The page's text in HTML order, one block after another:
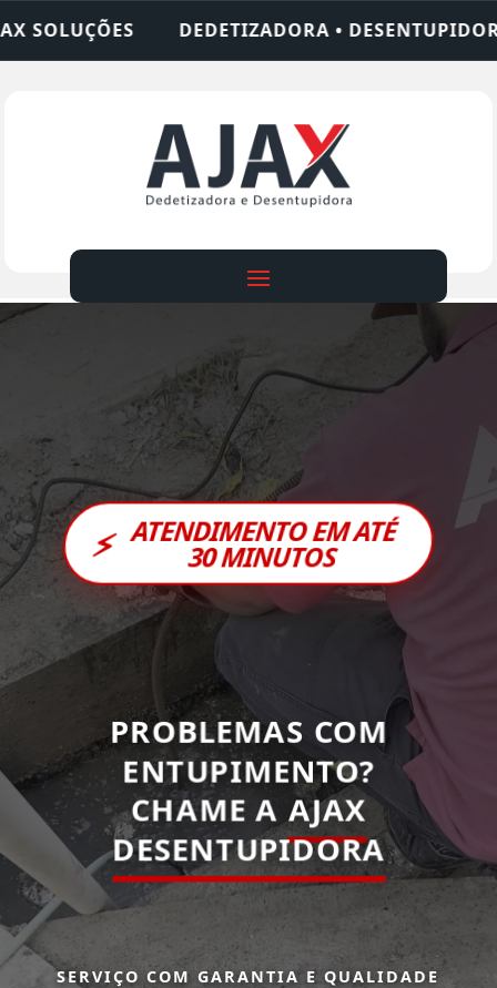
• DESENTUPIDORA • LIMPEZA DE FOSSA
⚡ ATENDIMENTO EM ATÉ
30 MINUTOS
PROBLEMAS COM
ENTUPIMENTO?
CHAME A AJAX
DESENTUPIDORA
SERVIÇO COM GARANTIA E QUALIDADE